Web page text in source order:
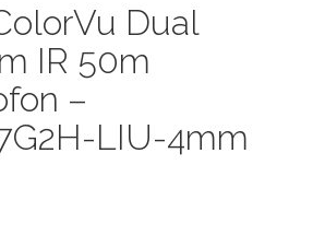
Dual
IR 50m
–
LIU-4mm